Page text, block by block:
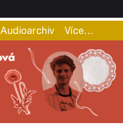
Audioarchiv Více…